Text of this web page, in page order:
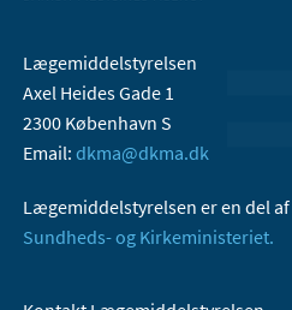
Lægemiddelstyrelsen
Axel Heides Gade 1
2300 København S
Email: dkma@dkma.dk
Lægemiddelstyrelsen er en del af
Sundheds- og Kirkeministeriet.